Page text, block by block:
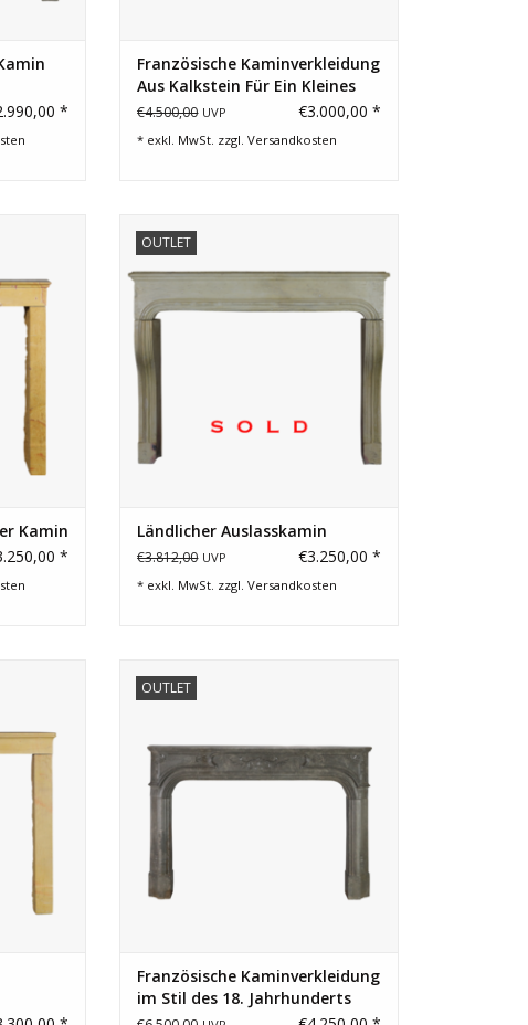
*
Französische Kaminverkleidung
Aus Kalkstein Für Ein Kleines
Budget
€4.500,00 UVP €3.000,00 *
* exkl. MwSt. zzgl.Versandkosten
Kamin
*
OUTLETSteinkamin für eine gemütliche
Inneneinrichtung.
Ländlicher Auslasskamin
€3.812,00 UVP €3.250,00 *
* exkl. MwSt. zzgl.Versandkosten
OUTLET
Schlosskaminverkleidung zum kleinen
ZUM WARENKORB HINZUFÜGEN
Französische Kaminverkleidung
im Stil des 18. Jahrhunderts